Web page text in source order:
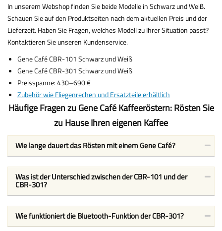
In unserem Webshop finden Sie beide Modelle in Schwarz und Weiß.
Schauen Sie auf den Produktseiten nach dem aktuellen Preis und der
Lieferzeit. Haben Sie Fragen, welches Modell zu Ihrer Situation passt?
Kontaktieren Sie unseren Kundenservice.
Gene Café CBR-101 Schwarz und Weiß
Gene Café CBR-301 Schwarz und Weiß
Preisspanne: 430–690 €
Zubehör wie Fliegenrechen und Ersatzteile erhältlich
Häufige Fragen zu Gene Café Kaffeeröstern: Rösten Sie
zu Hause Ihren eigenen Kaffee
Wie lange dauert das Rösten mit einem Gene Café?
Was ist der Unterschied zwischen der CBR-101 und der
CBR-301?
Wie funktioniert die Bluetooth-Funktion der CBR-301?